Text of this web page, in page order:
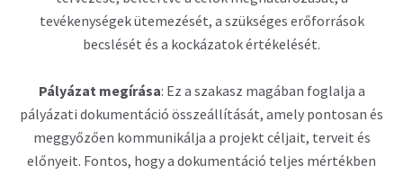
tevékenységek ütemezését, a szükséges erőforrások
becslését és a kockázatok értékelését.
Pályázat megírása: Ez a szakasz magában foglalja a
pályázati dokumentáció összeállítását, amely pontosan és
meggyőzően kommunikálja a projekt céljait, terveit és
előnyeit. Fontos, hogy a dokumentáció teljes mértékben